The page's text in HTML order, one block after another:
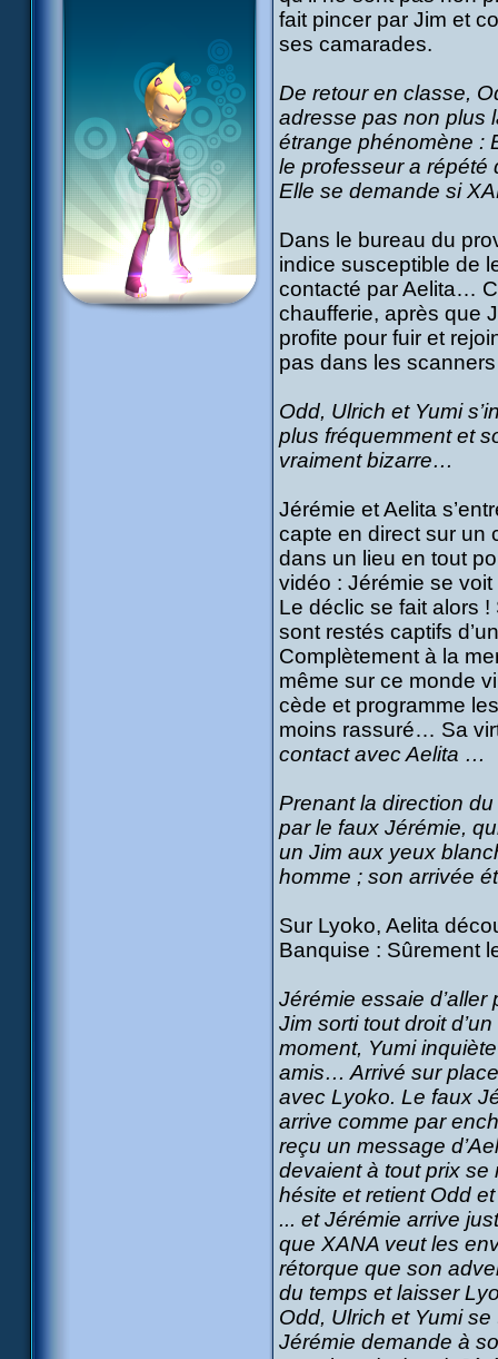
fait pincer par Jim et
ses camarades.
De retour en classe,
adresse pas non plus
étrange phénomène :
le professeur a
Elle se demande si
Dans le bureau du
indice susceptible de
contacté par Aelita…
chaufferie, après que
profite pour fuir et
pas dans les
Odd, Ulrich et Yumi
plus fréquemment et
vraiment bizarre…
Jérémie et Aelita
capte en direct sur un
dans un lieu en tout
vidéo : Jérémie se
Le déclic se fait alors
sont restés captifs
Complètement à la
même sur ce monde
cède et programme
moins rassuré… Sa
contact avec Aelita …
Prenant la direction
par le faux Jérémie,
un Jim aux yeux
homme ; son arrivée
Sur Lyoko, Aelita
Banquise : Sûrement
Jérémie essaie
Jim sorti tout droit
moment, Yumi
amis… Arrivé sur
avec Lyoko. Le faux
arrive comme par
reçu un message
devaient à tout prix
hésite et retient Odd
... et Jérémie arrive
que XANA veut les
rétorque que son
du temps et laisser
Odd, Ulrich et Yumi
Jérémie demande à